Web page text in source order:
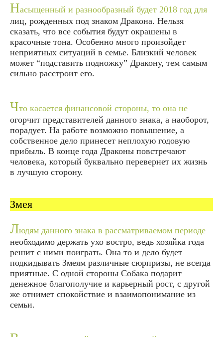
Насыщенный и разнообразный будет 2018 год для
лиц, рожденных под знаком Дракона. Нельзя
сказать, что все события будут окрашены в
красочные тона. Особенно много произойдет
неприятных ситуаций в семье. Близкий человек
может “подставить подножку” Дракону, тем самым
сильно расстроит его.
Что касается финансовой стороны, то она не
огорчит представителей данного знака, а наоборот,
порадует. На работе возможно повышение, а
собственное дело принесет неплохую годовую
прибыль. В конце года Драконы повстречают
человека, который буквально перевернет их жизнь
в лучшую сторону.
Змея
Людям данного знака в рассматриваемом периоде
необходимо держать ухо востро, ведь хозяйка года
решит с ними поиграть. Она то и дело будет
подкидывать Змеям различные сюрпризы, не всегда
приятные. С одной стороны Собака подарит
денежное благополучие и карьерный рост, с другой
же отнимет спокойствие и взаимопонимание из
семьи.